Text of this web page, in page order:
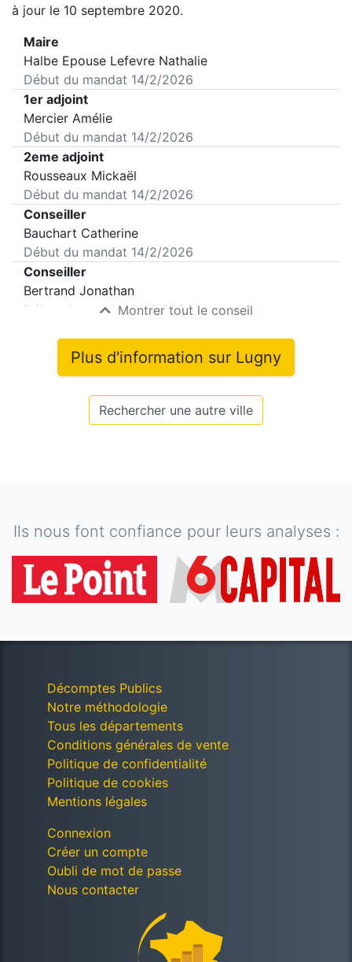
à jour le 10 septembre 2020.
Maire
Halbe Epouse Lefevre Nathalie
Début du mandat 14/2/2026
1er adjoint
Mercier Amélie
Début du mandat 14/2/2026
2eme adjoint
Rousseaux Mickaël
Début du mandat 14/2/2026
Conseiller
Bauchart Catherine
Début du mandat 14/2/2026
Conseiller
Bertrand Jonathan
Début du mandat14/2/2026
Montrer tout le conseil
Plus d'information sur Lugny
Rechercher une autre ville
Ils nous font confiance pour leurs analyses :
Décomptes Publics
Notre méthodologie
Tous les départements
Conditions générales de vente
Politique de confidentialité
Politique de cookies
Mentions légales
Connexion
Créer un compte
Oubli de mot de passe
Nous contacter